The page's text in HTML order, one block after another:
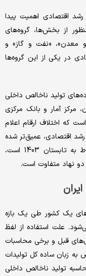
اقتصادی اهمیت پیدا
از بخش‌ها، گروه‌های
معدن»، «نفت و گاز» و
در یکی از این گروه‌ها
تولید ناخالص داخلی
مرکز آمار و بانک مرکزی
که اختلاف ارقام اعلام
اقتصادی، عمیق‌تر شده
است. برای مثال، در جدیدترین آمار که مربوط به تابستان 1403 است،
نهاد متفاوت است.
یک کشور طی یک بازه
علت استفاده از لفظ
قبل و برخی محاسبات
زبان ساده کل تولیدات
تولید ناخالص داخلی